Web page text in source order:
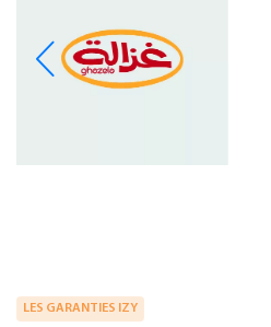
LES GARANTIES IZY